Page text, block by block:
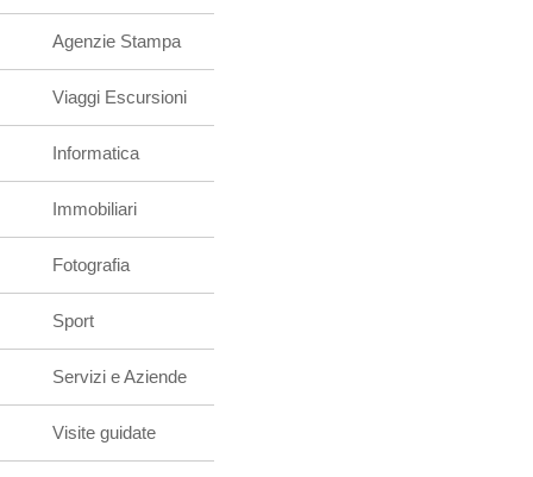
Agenzie Stampa
Viaggi Escursioni
Informatica
Immobiliari
Fotografia
Sport
Servizi e Aziende
Visite guidate